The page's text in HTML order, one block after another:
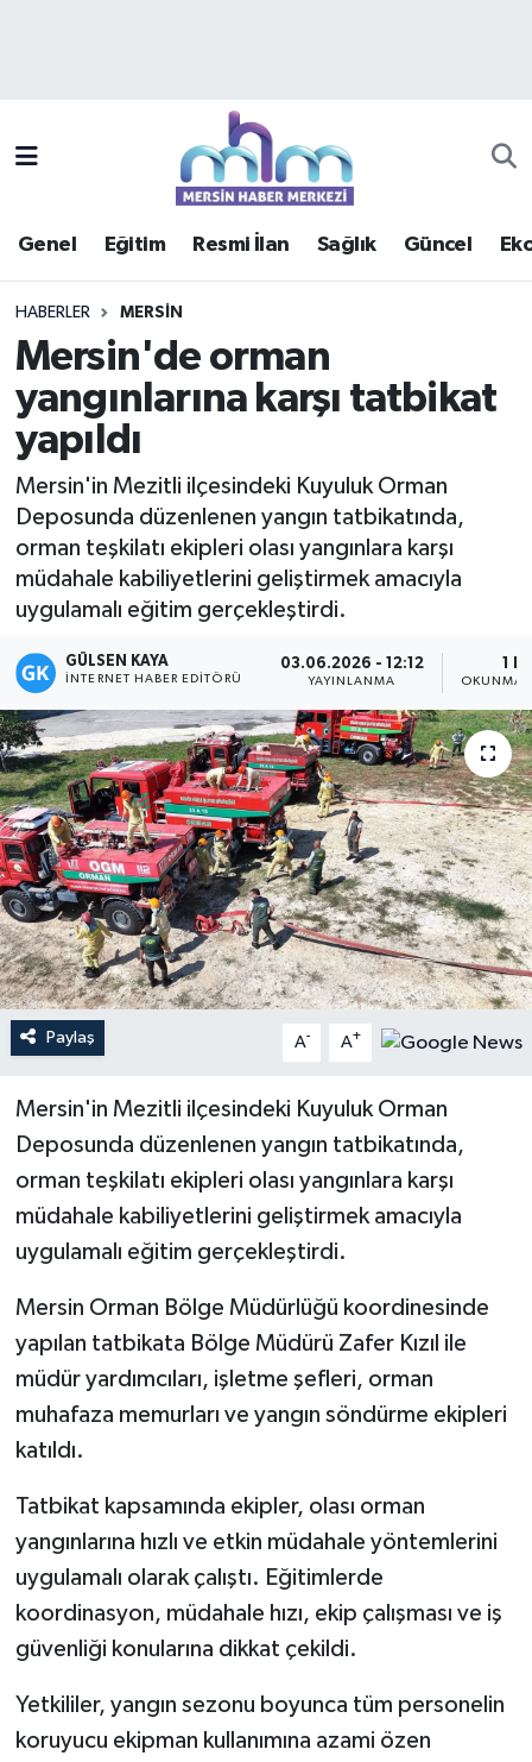
Genel Eğitim Resmi İlan Sağlık Güncel
HABERLER MERSIN
Mersin'de orman
yangınlarına karşı tatbikat
yapıldı
Mersin'in Mezitli ilçesindeki Kuyuluk Orman
Deposunda düzenlenen yangın tatbikatında,
orman teşkilatı ekipleri olası yangınlara karşı
müdahale kabiliyetlerini geliştirmek amacıyla
uygulamalı eğitim gerçekleştirdi.
GÜLSEN KAYA
İNTERNET HABER EDITÖRÜ
03.06.2026 - 12:12
YAYINLANMA OKUNMA
Paylaş A- A+
Mersin'in Mezitli ilçesindeki Kuyuluk Orman
Deposunda düzenlenen yangın tatbikatında,
orman teşkilatı ekipleri olası yangınlara karşı
müdahale kabiliyetlerini geliştirmek amacıyla
uygulamalı eğitim gerçekleştirdi.
Mersin Orman Bölge Müdürlüğü koordinesinde
yapılan tatbikata Bölge Müdürü Zafer Kızıl ile
müdür yardımcıları, işletme şefleri, orman
muhafaza memurları ve yangın söndürme ekipleri
katıldı.
Tatbikat kapsamında ekipler, olası orman
yangınlarına hızlı ve etkin müdahale yöntemlerini
uygulamalı olarak çalıştı. Eğitimlerde
koordinasyon, müdahale hızı, ekip çalışması ve iş
güvenliği konularına dikkat çekildi.
Yetkililer, yangın sezonu boyunca tüm personelin
koruyucu ekipman kullanımına azami özen
Güncel
Haberde insan
Kültür - Sanat
Magazin
Özel Haber
Politika
Resmi İlan
Sağlık
Spor
Sürmanşet
Teknoloji
Yaşam
Mersin Trafik Yoğunluk Haritası
Süper Lig Puan Durumu ve Fikstür
Haber Arşivi